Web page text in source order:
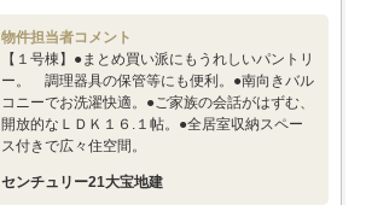
物件担当者コメント
【１号棟】●まとめ買い派にもうれしいパントリ
ー。 調理器具の保管等にも便利。●南向きバル
コニーでお洗濯快適。●ご家族の会話がはずむ、
開放的なＬＤＫ１６.１帖。●全居室収納スペー
ス付きで広々住空間。
センチュリー21大宝地建